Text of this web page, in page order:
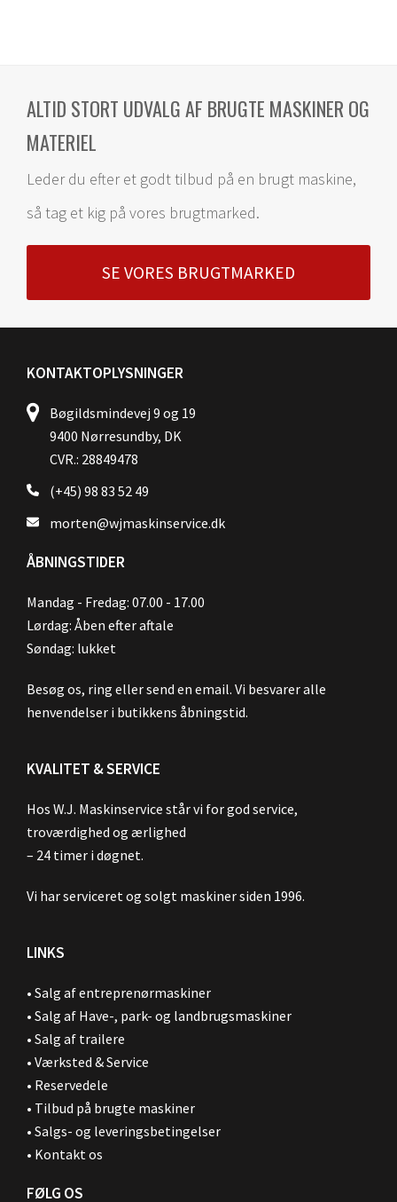
ALTID STORT UDVALG AF BRUGTE MASKINER OG
MATERIEL
Leder du efter et godt tilbud på en brugt maskine,
så tag et kig på vores brugtmarked.
SE VORES BRUGTMARKED
KONTAKTOPLYSNINGER
Bøgildsmindevej 9 og 19
9400 Nørresundby, DK
CVR.: 28849478
(+45) 98 83 52 49
morten@wjmaskinservice.dk
ÅBNINGSTIDER
Mandag - Fredag: 07.00 - 17.00
Lørdag: Åben efter aftale
Søndag: lukket
Besøg os, ring eller send en email. Vi besvarer alle
henvendelser i butikkens åbningstid.
KVALITET & SERVICE
Hos W.J. Maskinservice står vi for god service,
troværdighed og ærlighed
– 24 timer i døgnet.
Vi har serviceret og solgt maskiner siden 1996.
LINKS
• Salg af entreprenørmaskiner
• Salg af Have-, park- og landbrugsmaskiner
• Salg af trailere
• Værksted & Service
• Reservedele
• Tilbud på brugte maskiner
• Salgs- og leveringsbetingelser
• Kontakt os
FØLG OS